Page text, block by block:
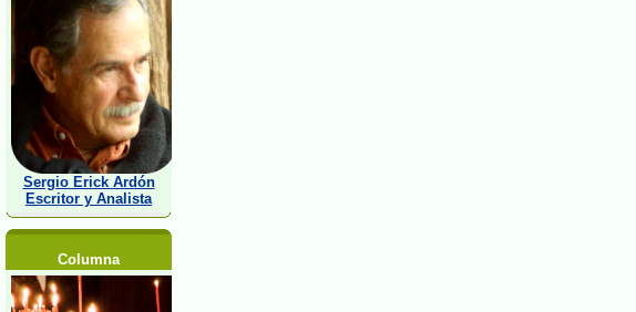
Sergio Erick Ardón
Escritor y Analista
Columna